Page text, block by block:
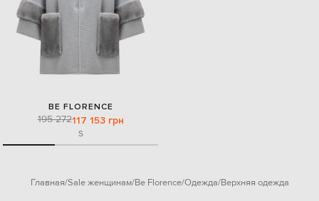
BE FLORENCE
195 272117 153 грн
S
Главная Sale женщинам Be Florence Одежда Верхняя одежда